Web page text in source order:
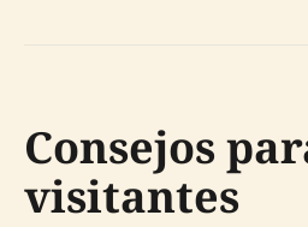
Consejos
visitantes